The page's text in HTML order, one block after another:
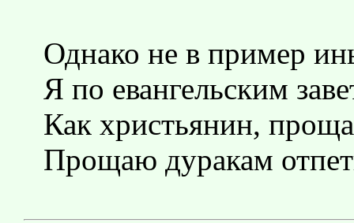
Однако не в пример
Я по евангельским
Как христьянин,
Прощаю дуракам